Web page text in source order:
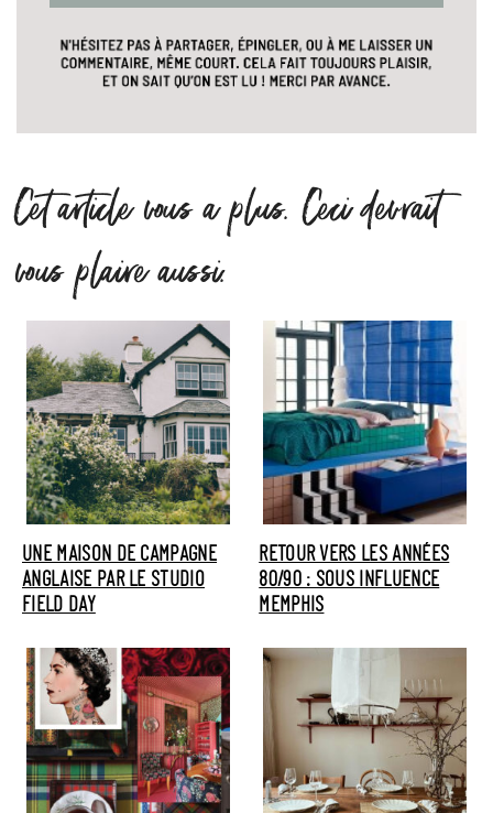
Cet article vous a plus. Ceci devrait
vous plaire aussi.
UNE MAISON DE CAMPAGNE
ANGLAISE PAR LE STUDIO
FIELD DAY
RETOUR VERS LES ANNÉES
80/90 : SOUS INFLUENCE
MEMPHIS